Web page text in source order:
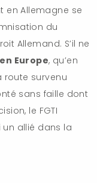
en Allemagne se
du
Allemand. S’il ne
Europe, qu’en
survenu
sans faille dont
le FGTI
un allié dans la